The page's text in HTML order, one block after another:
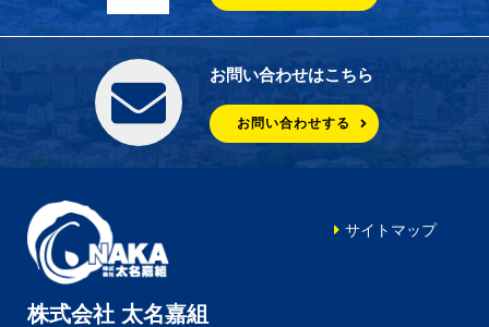
お問い合わせはこちら
お問い合わせする
株式会社 太名嘉組
サイトマップ